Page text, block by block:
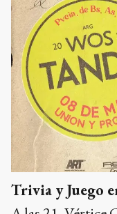
Trivia y Juego